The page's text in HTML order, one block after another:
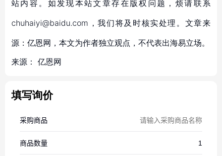
站内容。如发现本站文章存在版权问题，烦请联系
chuhaiyi@baidu.com，我们将及时核实处理。文章来
源：亿恩网，本文为作者独立观点，不代表出海易立场。
来源： 亿恩网
填写询价